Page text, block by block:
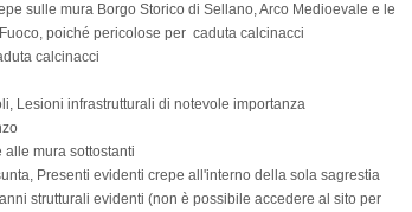
sulle mura Borgo Storico di Sellano, Arco Medioevale e le
poiché pericolose per caduta calcinacci
calcinacci
Lesioni infrastrutturali di notevole importanza
mura sottostanti
Presenti evidenti crepe all'interno della sola sagrestia
strutturali evidenti (non è possibile accedere al sito per